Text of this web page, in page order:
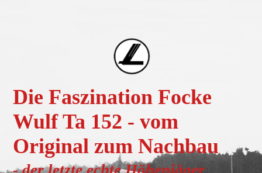
Die Faszination Focke
Wulf Ta 152 - vom
Original zum Nachbau